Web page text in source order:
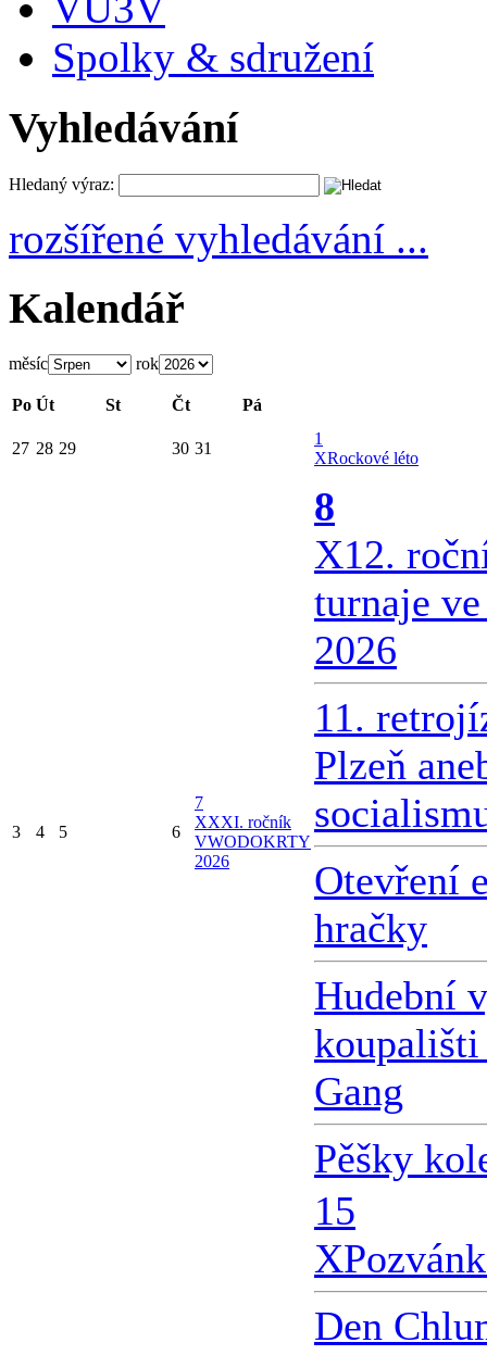
Spolky & sdružení
Vyhledávání
Hledaný výraz:
rozšířené vyhledávání ...
Kalendář
měsíc rok
Po Út St Čt Pá
27 28 29 30 31
1
XRockové léto
3 4 5 6
7
XXXI. ročník
VWODOKRTY
2026
8
X12.
turnaje
2026
11.
Plzeň
Otevření
hračky
Hudební
Gang
Pěšky
15
X
Den